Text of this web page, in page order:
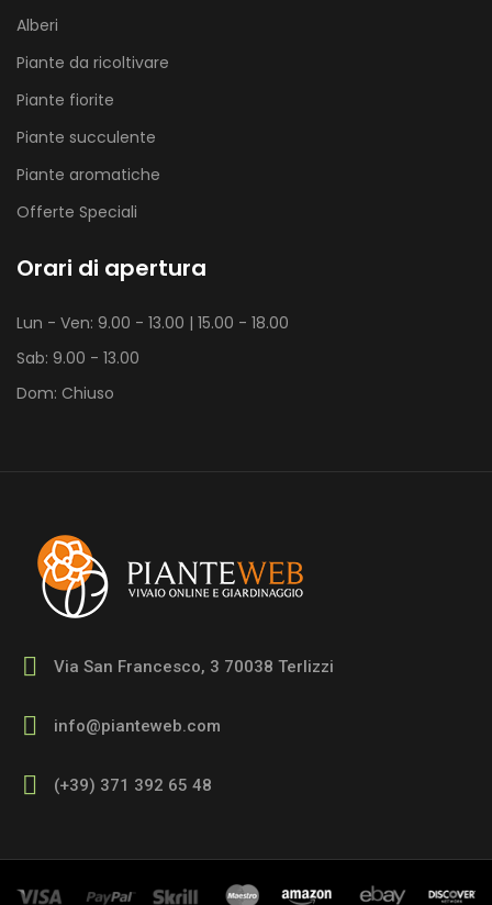
Alberi
Piante da ricoltivare
Piante fiorite
Piante succulente
Piante aromatiche
Offerte Speciali
Orari di apertura
Lun - Ven: 9.00 - 13.00 | 15.00 - 18.00
Sab: 9.00 - 13.00
Dom: Chiuso
Via San Francesco, 3 70038 Terlizzi
info@pianteweb.com
(+39) 371 392 65 48